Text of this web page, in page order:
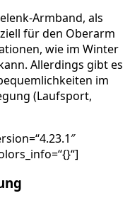
Armband, als
für den Oberarm
wie im Winter
Allerdings gibt es
im
(Laufsport,